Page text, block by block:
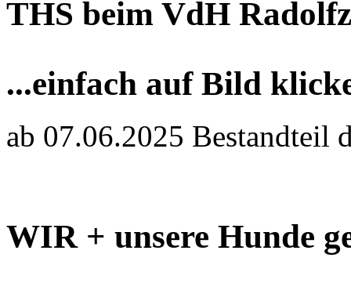
THS beim VdH
...einfach auf Bild
ab 07.06.2025 Bestandteil
WIR + unsere Hunde